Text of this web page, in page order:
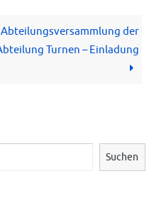
Abteilungsversammlung der
Turnen – Einladung
Suchen